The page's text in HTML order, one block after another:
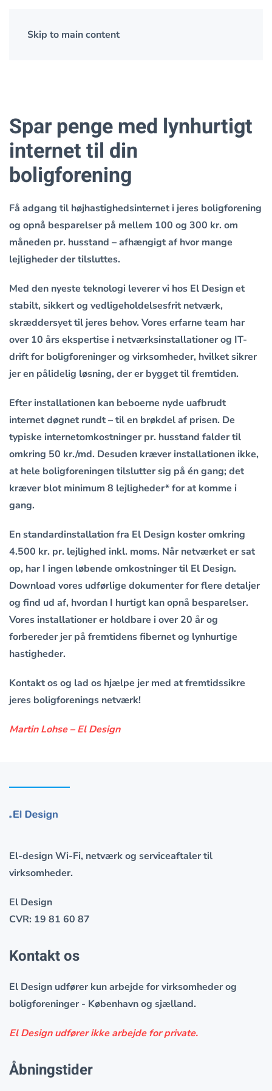
Skip to main content
Spar penge med lynhurtigt
internet til din
boligforening
Få adgang til højhastighedsinternet i jeres boligforening
og opnå besparelser på mellem 100 og 300 kr. om
måneden pr. husstand – afhængigt af hvor mange
lejligheder der tilsluttes.
Med den nyeste teknologi leverer vi hos El Design et
stabilt, sikkert og vedligeholdelsesfrit netværk,
skræddersyet til jeres behov. Vores erfarne team har
over 10 års ekspertise i netværksinstallationer og IT-
drift for boligforeninger og virksomheder, hvilket sikrer
jer en pålidelig løsning, der er bygget til fremtiden.
Efter installationen kan beboerne nyde uafbrudt
internet døgnet rundt – til en brøkdel af prisen. De
typiske internetomkostninger pr. husstand falder til
omkring 50 kr./md. Desuden kræver installationen ikke,
at hele boligforeningen tilslutter sig på én gang; det
kræver blot minimum 8 lejligheder* for at komme i
gang.
En standardinstallation fra El Design koster omkring
4.500 kr. pr. lejlighed inkl. moms. Når netværket er sat
op, har I ingen løbende omkostninger til El Design.
Download vores udførlige dokumenter for flere detaljer
og find ud af, hvordan I hurtigt kan opnå besparelser.
Vores installationer er holdbare i over 20 år og
forbereder jer på fremtidens fibernet og lynhurtige
hastigheder.
Kontakt os og lad os hjælpe jer med at fremtidssikre
jeres boligforenings netværk!
Martin Lohse – El Design
El-design Wi-Fi, netværk og serviceaftaler til
virksomheder.
El Design
CVR: 19 81 60 87
Kontakt os
El Design udfører kunarbejde for virksomheder og
boligforeninger - København og sjælland.
El Design udfører ikke arbejde for private.
Åbningstider